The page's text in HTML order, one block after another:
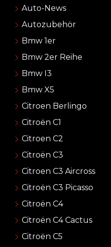
Auto-News
Autozubehör
Bmw 1er
Bmw 2er Reihe
Bmw I3
Bmw X5
Citroen Berlingo
Citroën C1
Citroen C2
Citroën C3
Citroen C3 Aircross
Citroën C3 Picasso
Citroën C4
Citroën C4 Cactus
Citroën C5